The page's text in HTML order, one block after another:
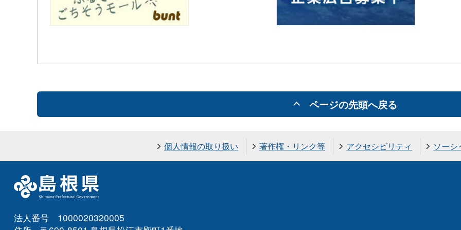
ページの先頭へ戻る
個人情報の取り扱い 著作権・リンク等 アクセシビリティ ソー
法人番号 1000020320005